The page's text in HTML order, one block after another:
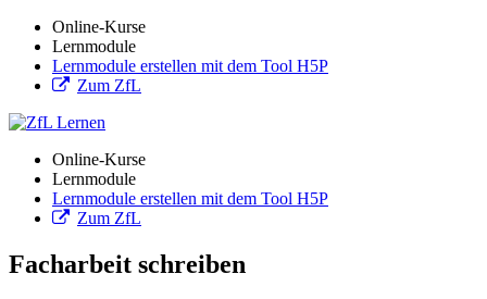
Online-Kurse
Lernmodule
Lernmodule erstellen mit dem Tool H5P
Zum ZfL
Online-Kurse
Lernmodule
Lernmodule erstellen mit dem Tool H5P
Zum ZfL
Facharbeit schreiben